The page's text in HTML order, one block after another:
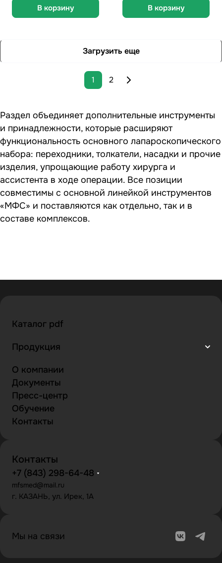
В корзину В корзину
Загрузить еще
1 2
Раздел объединяет дополнительные инструменты
и принадлежности, которые расширяют
функциональность основного лапароскопического
набора: переходники, толкатели, насадки и прочие
изделия, упрощающие работу хирурга и
ассистента в ходе операции. Все позиции
совместимы с основной линейкой инструментов
«МФС» и поставляются как отдельно, так и в
составе комплексов.
Каталог pdf
Продукция
О компании
Документы
Пресс-центр
Обучение
Контакты
Контакты
+7 (843) 298-64-48
mfsmed@mail.ru
г. КАЗАНЬ, ул. Ирек, 1А
Мы на связи